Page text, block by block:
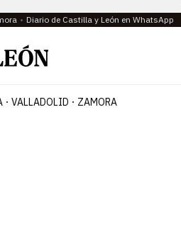
Diario de Castilla y León en WhatsApp
VALLADOLID ZAMORA